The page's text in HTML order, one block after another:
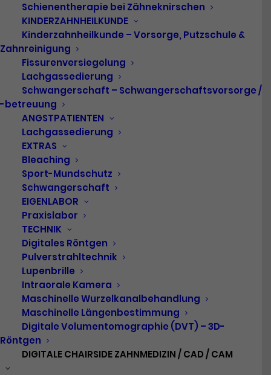
Schienentherapie bei Zähneknirschen
KINDERZAHNHEILKUNDE
Kinderzahnheilkunde – Vorsorge, Putzschule &
Zahnreinigung
Fissurenversiegelung
Lachgassedierung
Schwangerschaft – Schwangerschaftsvorsorge /
-betreuung
ANGSTPATIENTEN
Lachgassedierung
EXTRAS
Bleaching
Sport-Mundschutz
Schwangerschaft
EIGENLABOR
Praxislabor
TECHNIK
Digitales Röntgen
Pulverstrahltechnik
Lupenbrille
Intraorale Kamera
Maschinelle Wurzelkanalbehandlung
Maschinelle Längenbestimmung
Digitale Volumentomographie (DVT) – 3D-
Röntgen
DIGITALE CHAIRSIDE ZAHNMEDIZIN / CAD / CAM
Unser Team
Zahnärztinnen und
Zahnärzte